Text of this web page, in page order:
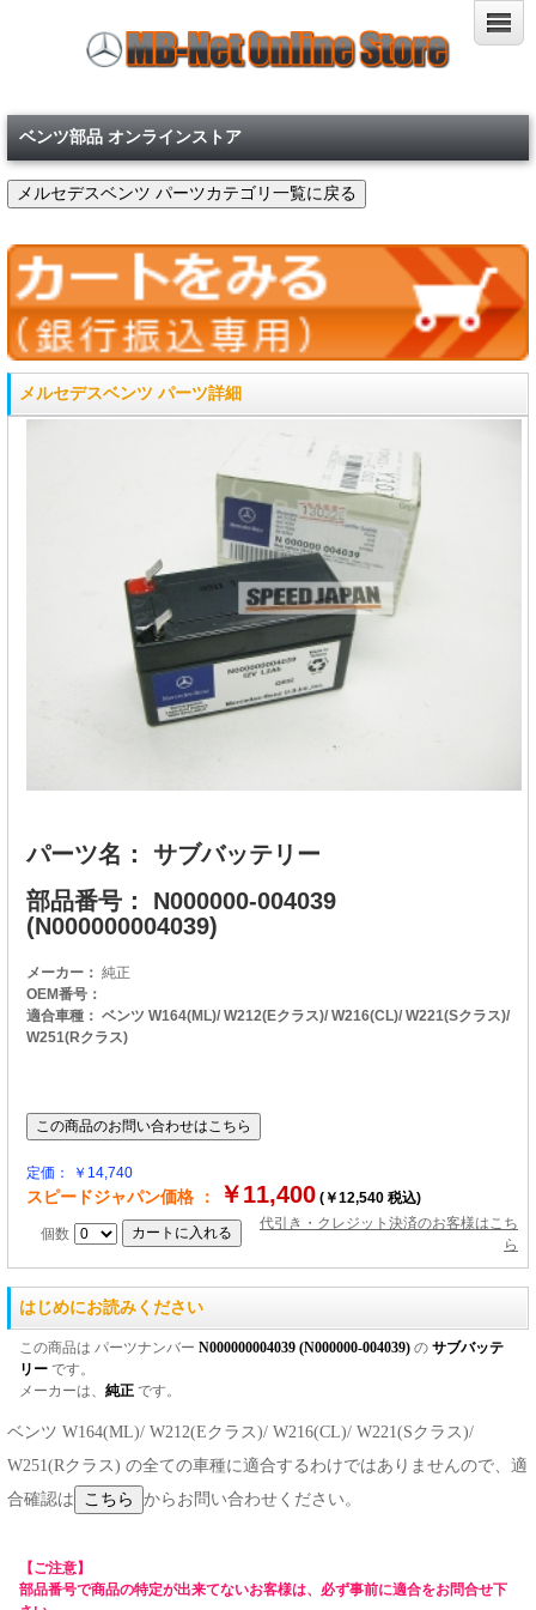
ベンツ部品 オンラインストア
メルセデスベンツ パーツ詳細
パーツ名： サブバッテリー
部品番号： N000000-004039
(N000000004039)
メーカー： 純正
OEM番号：
適合車種： ベンツ W164(ML)/ W212(Eクラス)/ W216(CL)/ W221(Sクラス)/
W251(Rクラス)
定価： ￥14,740
スピードジャパン価格 ： ￥11,400 (￥12,540 税込)
個数
代引き・クレジット決済のお客様はこち
ら
はじめにお読みください
この商品は パーツナンバー N000000004039 (N000000-004039) の サブバッテ
リー です。
メーカーは、 純正 です。
ベンツ W164(ML)/ W212(Eクラス)/ W216(CL)/ W221(Sクラス)/
W251(Rクラス) の全ての車種に適合するわけではありませんので、適
合確認は
からお問い合わせください。
【ご注意】
部品番号で商品の特定が出来てないお客様は、必ず事前に適合をお問合せ下